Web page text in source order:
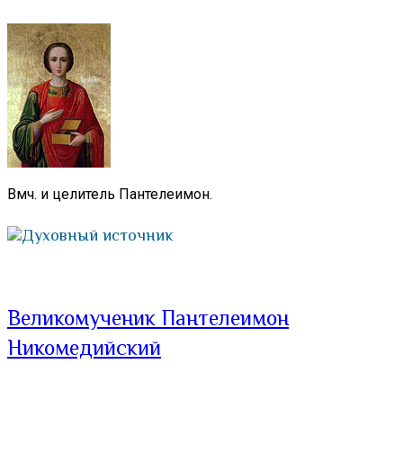
Вмч. и целитель Пантелеимон.
Духовный источник
Великомученик Пантелеимон
Никомедийский